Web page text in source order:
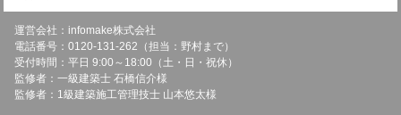
運営会社：infomake株式会社
電話番号：0120-131-262（担当：野村まで）
受付時間：平日 9:00～18:00（土・日・祝休）
監修者：一級建築士 石橋信介様
監修者：1級建築施工管理技士 山本悠太様